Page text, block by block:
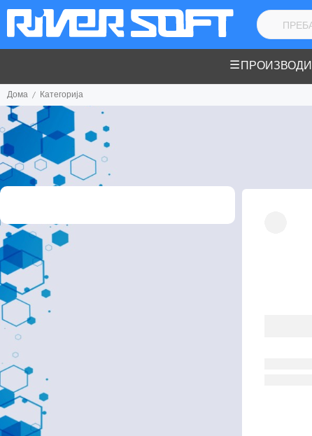
ПРОИЗВОДИ
Дома Категорија